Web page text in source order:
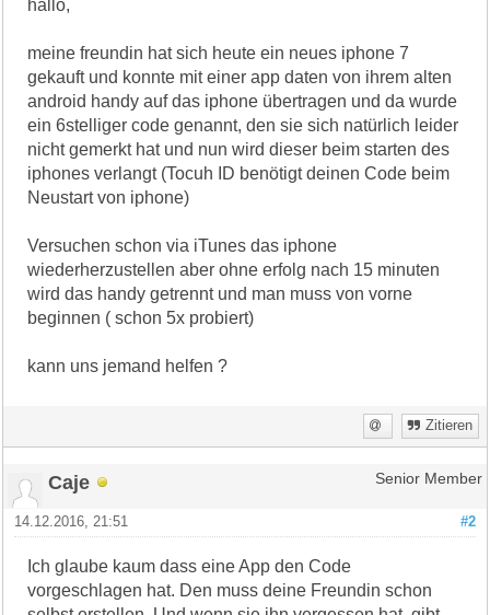
hallo,
meine freundin hat sich heute ein neues iphone 7
gekauft und konnte mit einer app daten von ihrem alten
android handy auf das iphone übertragen und da wurde
ein 6stelliger code genannt, den sie sich natürlich leider
nicht gemerkt hat und nun wird dieser beim starten des
iphones verlangt (Tocuh ID benötigt deinen Code beim
Neustart von iphone)
Versuchen schon via iTunes das iphone
wiederherzustellen aber ohne erfolg nach 15 minuten
wird das handy getrennt und man muss von vorne
beginnen ( schon 5x probiert)
kann uns jemand helfen ?
Zitieren
Caje Senior Member
#2
14.12.2016, 21:51
Ich glaube kaum dass eine App den Code
vorgeschlagen hat. Den muss deine Freundin schon